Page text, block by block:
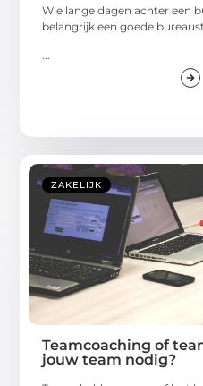
Wie lange dagen achter een
belangrijk een goede
ZAKELIJK
Teamcoaching of
jouw team nodig?